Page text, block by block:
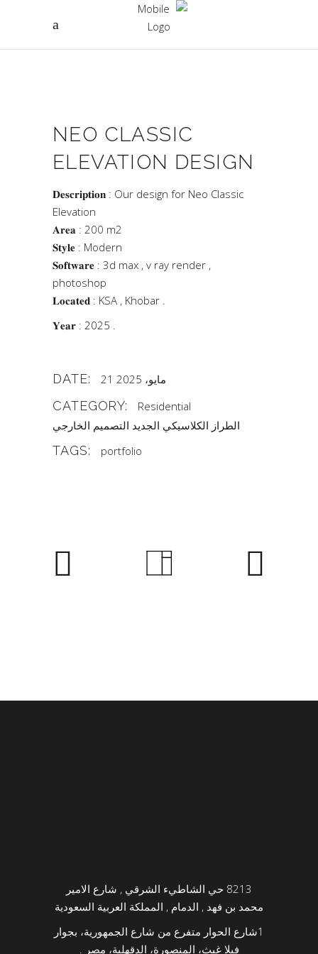
NEO CLASSIC
ELEVATION DESIGN
𝐃𝐞𝐬𝐜𝐫𝐢𝐩𝐭𝐢𝐨𝐧 : Our design for Neo Classic
Elevation
𝐀𝐫𝐞𝐚 : 200 m2
𝐒𝐭𝐲𝐥𝐞 : Modern
𝐒𝐨𝐟𝐭𝐰𝐚𝐫𝐞 : 3d max , v ray render ,
photoshop
𝐋𝐨𝐜𝐚𝐭𝐞𝐝 : KSA , Khobar .
𝐘𝐞𝐚𝐫 : 2025 .
DATE: 21 مايو، 2025
CATEGORY:
Residential
التصميم الخارجي الطراز الكلاسيكي الجديد
TAGS: portfolio
8213 حي الشاطيء الشرقي , شارع الامير
محمد بن فهد , الدمام , المملكة العربية السعودية
1شارع الحوار متفرع من شارع الجمهورية، بجوار
فيلا غيث، المنصورة، الدقهلية، مصر .